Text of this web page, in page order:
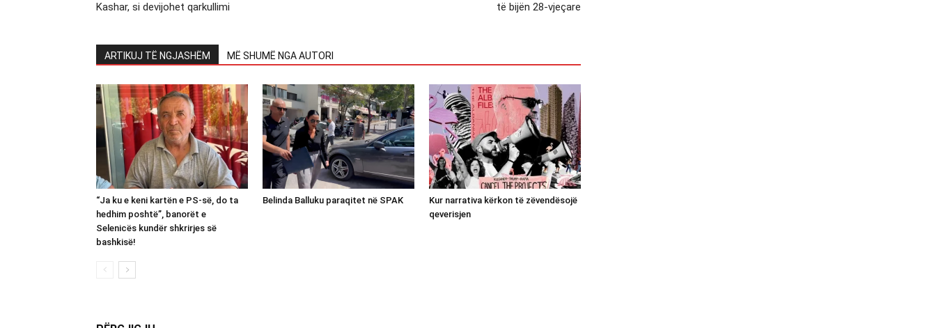
Kashar, si devijohet qarkullimi
të bijën 28-vjeçare
ARTIKUJ TË NGJASHËM MË SHUMË NGA AUTORI
“Ja ku e keni kartën e PS-së, do ta
hedhim poshtë”, banorët e
Selenicës kundër shkrirjes së
bashkisë!
Belinda Balluku paraqitet në SPAK
Kur narrativa kërkon të zëvendësojë
qeverisjen